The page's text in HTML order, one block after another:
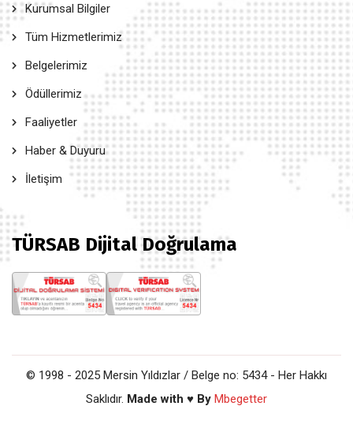
Kurumsal Bilgiler
Tüm Hizmetlerimiz
Belgelerimiz
Ödüllerimiz
Faaliyetler
Haber & Duyuru
İletişim
TÜRSAB Dijital Doğrulama
© 1998 - 2025 Mersin Yıldızlar / Belge no: 5434 - Her Hakkı
Saklıdır. Made with ♥ By Mbegetter